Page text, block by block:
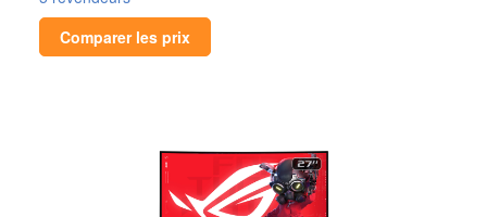
Comparer les prix